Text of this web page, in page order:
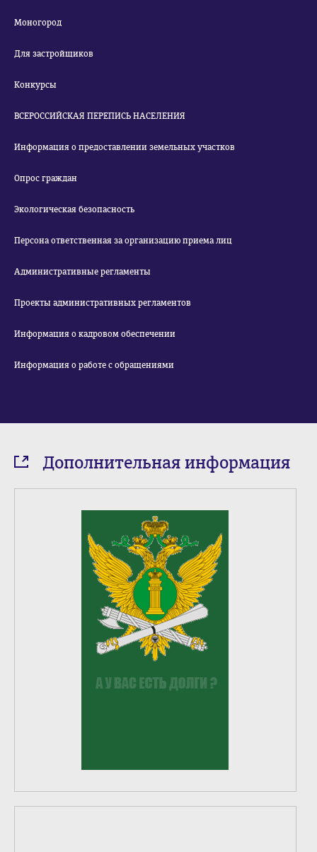
Моногород
Для застройщиков
Конкурсы
ВСЕРОССИЙСКАЯ ПЕРЕПИСЬ НАСЕЛЕНИЯ
Информация о предоставлении земельных участков
Опрос граждан
Экологическая безопасность
Персона ответственная за организацию приема лиц
Административные регламенты
Проекты административных регламентов
Информация о кадровом обеспечении
Информация о работе с обращениями
Дополнительная информация